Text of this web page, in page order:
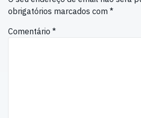
obrigatórios marcados com *
Comentário *